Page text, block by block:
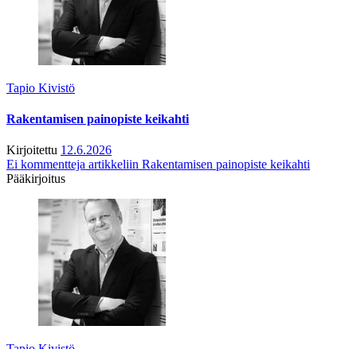
Tapio Kivistö
Rakentamisen painopiste keikahti
Kirjoitettu 12.6.2026
Ei kommentteja artikkeliin Rakentamisen painopiste keikahti
Pääkirjoitus